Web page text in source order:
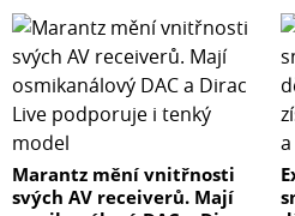
nebezpečí popálení na
Režim nepřítomnosti
Inteligentně simuluje
zapíná a vypíná připojené
vytváří dojem, že je někdo
Marantz mění vnitřnosti
svých AV receiverů. Mají